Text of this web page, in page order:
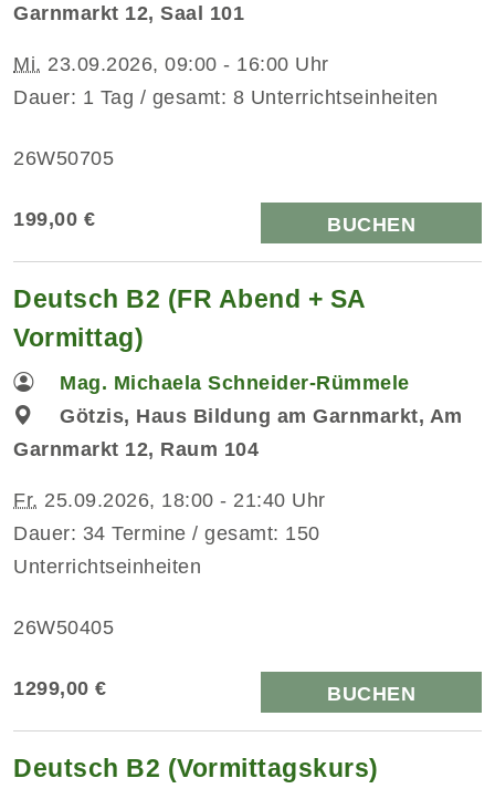
Garnmarkt 12, Saal 101
Mi. 23.09.2026, 09:00 - 16:00 Uhr
Dauer: 1 Tag / gesamt: 8 Unterrichtseinheiten
26W50705
199,00 € BUCHEN
Deutsch B2 (FR Abend + SA
Vormittag)
Mag. Michaela Schneider-Rümmele
Götzis, Haus Bildung am Garnmarkt, Am
Garnmarkt 12, Raum 104
Fr. 25.09.2026, 18:00 - 21:40 Uhr
Dauer: 34 Termine / gesamt: 150
Unterrichtseinheiten
26W50405
1299,00 € BUCHEN
Deutsch B2 (Vormittagskurs)